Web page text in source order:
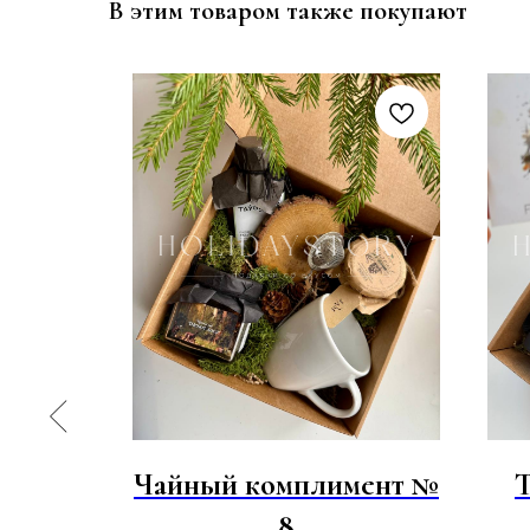
В этим товаром также покупают
Чайный комплимент №